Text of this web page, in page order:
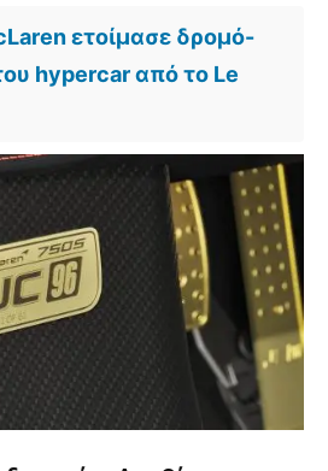
ετοίμασε δρομό-
hypercar από το Le